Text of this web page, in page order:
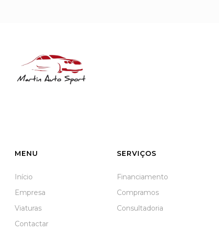
MENU
Início
Empresa
Viaturas
Contactar
SERVIÇOS
Financiamento
Compramos
Consultadoria